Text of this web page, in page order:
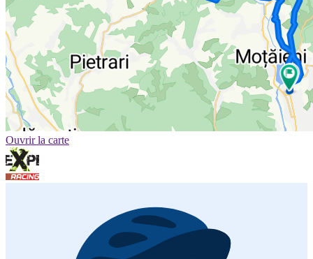
Ouvrir la carte